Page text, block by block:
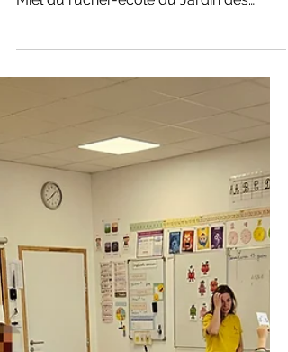
Oliviers, organisée par l'association Les
bénévoles et visiteurs sont venus
nombreux partager ce moment
convivial autour des abeilles, accueillis
avec enthousiasme par les jeunes
apiculteurs du rucher-école.